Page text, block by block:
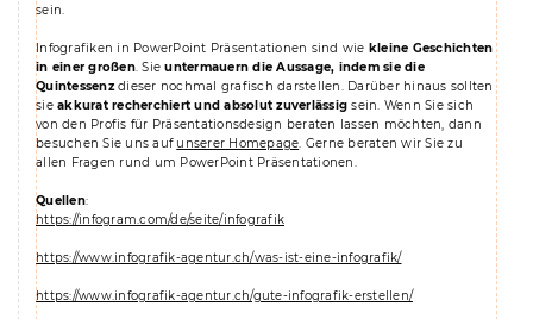
sein.
Infografiken in PowerPoint Präsentationen sind wie kleine Geschichten
in einer großen. Sieuntermauern die Aussage, indem sie die
Quintessenzdieser nochmal grafisch darstellen. Darüber hinaus sollten
sie akkurat recherchiert und absolut zuverlässig sein. Wenn Sie sich
von den Profis für Präsentationsdesign beraten lassen möchten, dann
besuchen Sie uns auf unserer Homepage. Gerne beraten wir Sie zu
allen Fragen rund um PowerPoint Präsentationen.
Quellen:
https://infogram.com/de/seite/infografik
https://www.infografik-agentur.ch/was-ist-eine-infografik/
https://www.infografik-agentur.ch/gute-infografik-erstellen/